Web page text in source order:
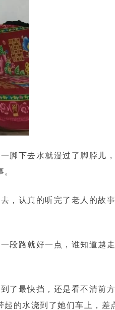
脚下去水就漫过了脚脖儿
，认真的听完了老人的故事
段路就好一点，谁知道越
了最快挡，还是看不清前
的水浇到了她们车上，差